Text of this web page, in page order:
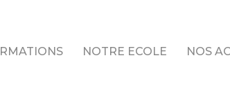
NOTRE ECOLE NOS